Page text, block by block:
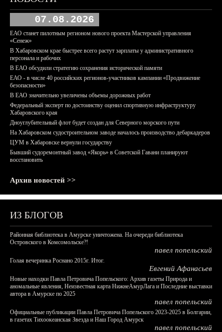
07.08.2026
ЕАО станет пилотным регионом нового проекта Мастерской управления
«Сенеж»
В Хабаровском крае быстрее всего растут зарплаты у административного
персонала и рабочих
В ЕАО обсудили стратегию сохранения исторической памяти
ЕАО - в числе 40 российских регионов-участников кампании «Продвижение
безопасности»
В ЕАО значительно увеличены объемы дорожных работ
Федеральный эксперт по достоинству оценил спортивную инфраструктуру
Хабаровского края
Дноуглубительный флот будет создан для Северного морского пути
На Хабаровском судостроительном заводе началось производство дебаркадеров
ЦУМ в Хабаровске вернули государству
Бывший судоремонтный завод «Якорь» в Советской Гавани планируют
восстановить
Архив новостей >>
ИЗ БЛОГОВ
Районная библиотека в Амурске уничтожена. На очереди библиотека
Островского в Комсомольске?!
павел попельский
Голая вечеринка Роснано 2015г. Итог.
Евгений Афанасьев
Новые находки Павла Петровича Попельского: Архив газеты Природа и
аномальные явления, Неизвестная карта НижнеАмурЛага и Последние выставки
автора в Амурске по 2025
павел попельский
Официальные публикации Павла Петровича Попельского 2023-2025 в Болгарии,
в газетах Тихоокеанская Звезда и Наш Город Амурск
павел попельский